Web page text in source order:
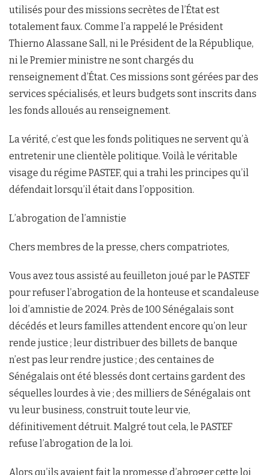
utilisés pour des missions secrètes de l’État est
totalement faux. Comme l’a rappelé le Président
Thierno Alassane Sall, ni le Président de la République,
ni le Premier ministre ne sont chargés du
renseignement d’État. Ces missions sont gérées par des
services spécialisés, et leurs budgets sont inscrits dans
les fonds alloués au renseignement.
La vérité, c’est que les fonds politiques ne servent qu’à
entretenir une clientèle politique. Voilà le véritable
visage du régime PASTEF, qui a trahi les principes qu’il
défendait lorsqu’il était dans l’opposition.
L’abrogation de l’amnistie
Chers membres de la presse, chers compatriotes,
Vous avez tous assisté au feuilleton joué par le PASTEF
pour refuser l’abrogation de la honteuse et scandaleuse
loi d’amnistie de 2024. Près de 100 Sénégalais sont
décédés et leurs familles attendent encore qu’on leur
rende justice ; leur distribuer des billets de banque
n’est pas leur rendre justice ; des centaines de
Sénégalais ont été blessés dont certains gardent des
séquelles lourdes à vie ; des milliers de Sénégalais ont
vu leur business, construit toute leur vie,
définitivement détruit. Malgré tout cela, le PASTEF
refuse l’abrogation de la loi.
Alors qu’ils avaient fait la promesse d’abroger cette loi